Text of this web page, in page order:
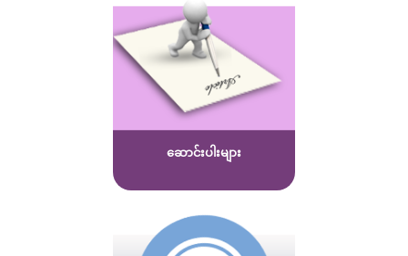
ဆောင်းပါးများ